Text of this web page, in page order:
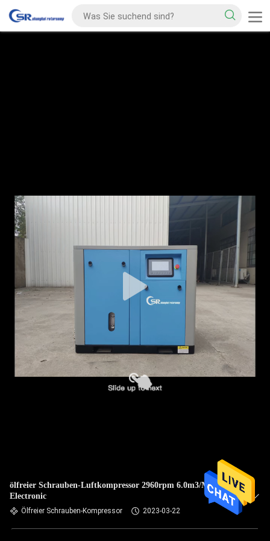
ölfreier Schrauben-Luftkompressor 2960rpm 6.0m3/Min
Electronic
Ölfreier Schrauben-Kompressor 2023-03-22